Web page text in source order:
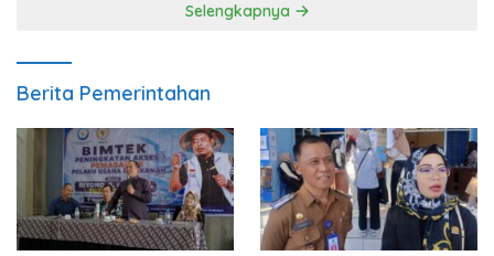
Selengkapnya
Berita Pemerintahan